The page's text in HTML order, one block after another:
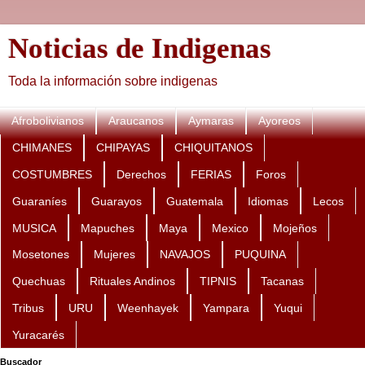
Noticias de Indigenas
Toda la información sobre indigenas
Afrobolivianos Araucanos Aymaras Ayoreos
CHIMANES CHIPAYAS CHIQUITANOS
COSTUMBRES Derechos FERIAS Foros
Guaraníes Guarayos Guatemala Idiomas Lecos
MUSICA Mapuches Maya Mexico Mojeños
Mosetones Mujeres NAVAJOS PUQUINA
Quechuas Rituales Andinos TIPNIS Tacanas
Tribus URU Weenhayek Yampara Yuqui
Yuracarés
Buscador